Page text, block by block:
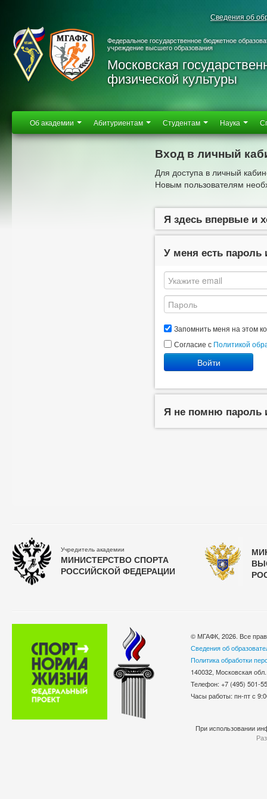
Сведения об
Федеральное государственное бюджетное
учреждение высшего образования
Московская
физической культуры
Об академии Абитуриентам Студентам Наука
Вход в личный
Для доступа в личный
Новым пользователям
Я здесь впервые и
У меня есть пароль
Запомнить меня на этом
Согласие с Политикой
Войти
Я не помню пароль
Учредитель академии
МИНИСТЕРСТВО СПОРТА
РОССИЙСКОЙ ФЕДЕРАЦИИ
© МГАФК, 2026. Все
Сведения об
Политика обработки
140032, Московская
Телефон: +7 (495)
Часы работы: пн-пт с
При использовании